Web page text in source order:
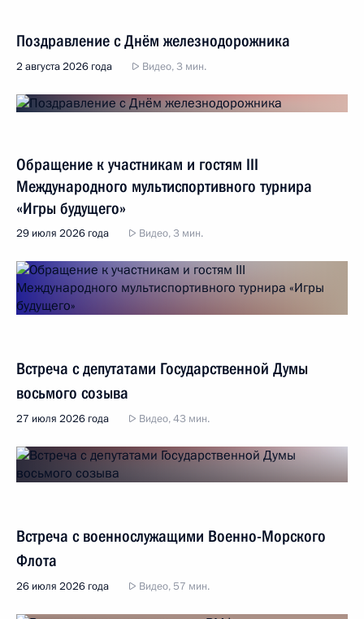
Поздравление с Днём железнодорожника
2 августа 2026 года Видео, 3 мин.
Обращение к участникам и гостям III
Международного мультиспортивного турнира
«Игры будущего»
29 июля 2026 года Видео, 3 мин.
Встреча с депутатами Государственной Думы
восьмого созыва
27 июля 2026 года Видео, 43 мин.
Встреча с военнослужащими Военно-Морского
Флота
26 июля 2026 года Видео, 57 мин.